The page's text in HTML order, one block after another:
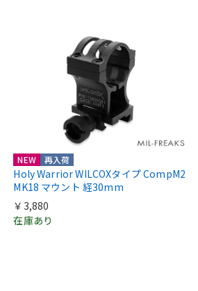
NEW 再入荷
Holy Warrior WILCOXタイプ CompM2
MK18 マウント 経30mm
￥3,880
在庫あり